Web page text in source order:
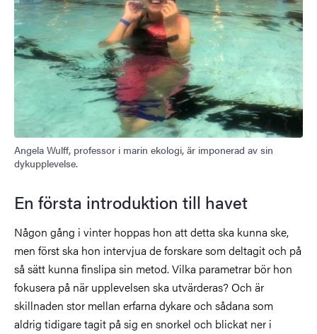
Angela Wulff, professor i marin ekologi, är imponerad av sin
dykupplevelse.
En första introduktion till havet
Någon gång i vinter hoppas hon att detta ska kunna ske,
men först ska hon intervjua de forskare som deltagit och på
så sätt kunna finslipa sin metod. Vilka parametrar bör hon
fokusera på när upplevelsen ska utvärderas? Och är
skillnaden stor mellan erfarna dykare och sådana som
aldrig tidigare tagit på sig en snorkel och blickat ner i